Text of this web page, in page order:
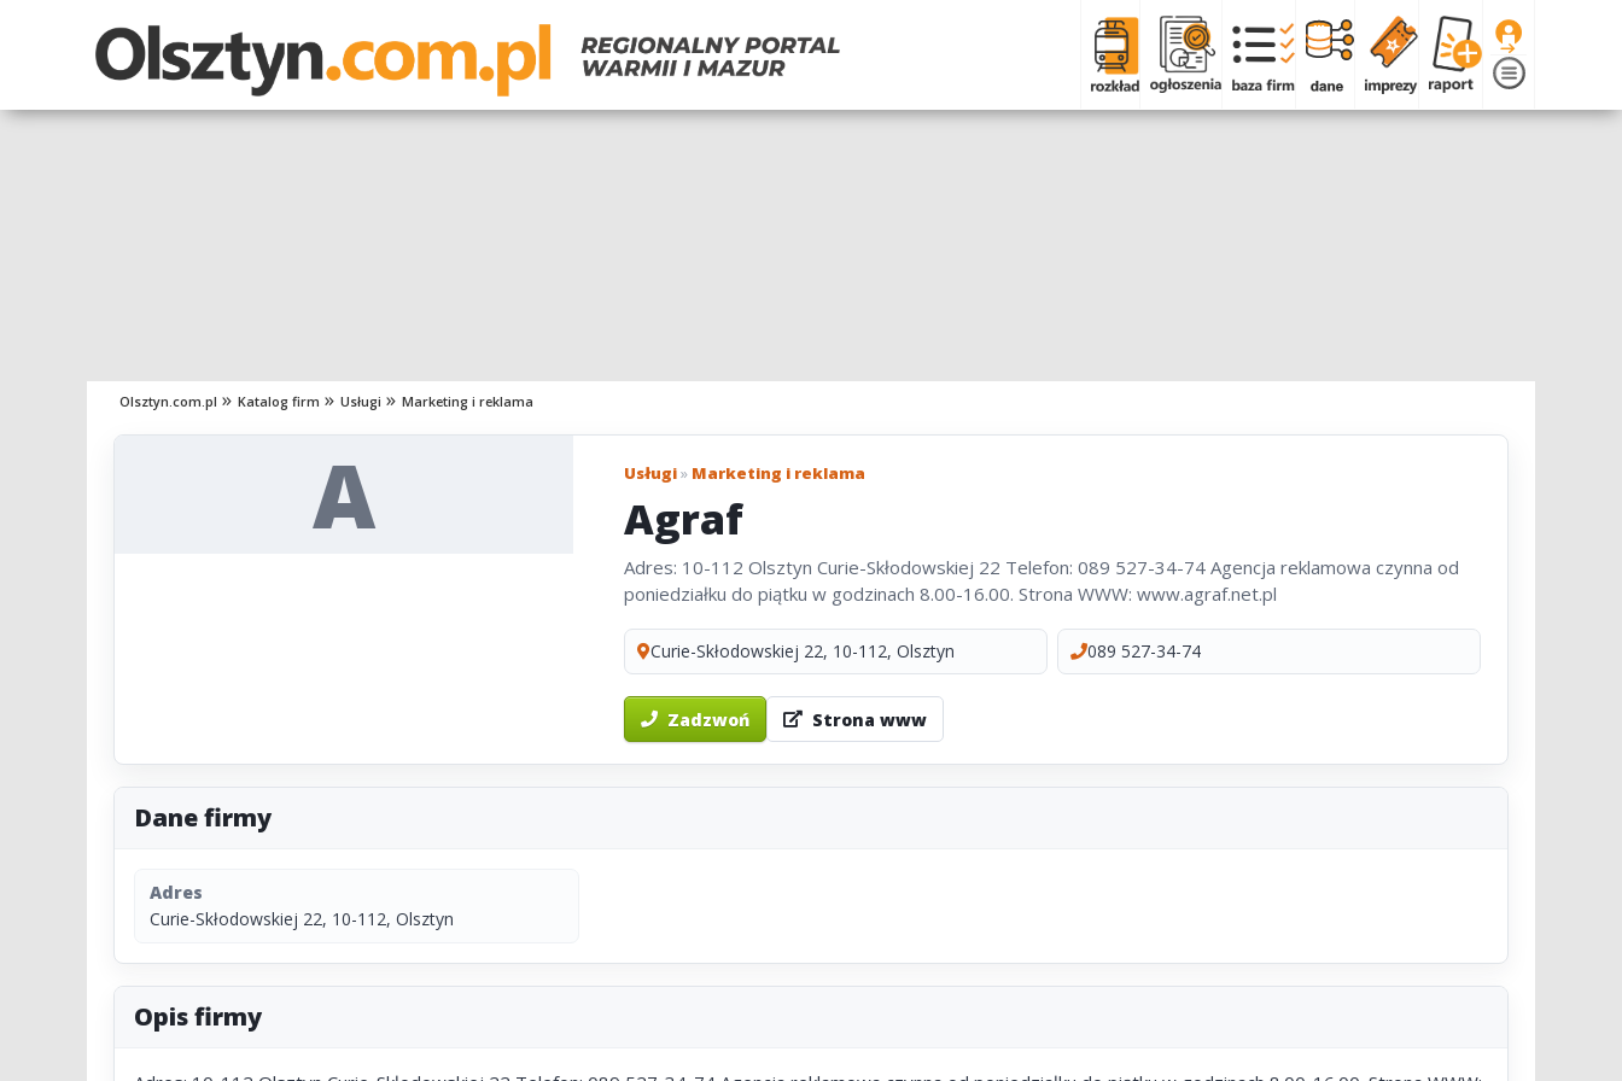
Olsztyn.com.pl Katalog firm Usługi Marketing i reklama
A Usługi» Marketing i reklama
Agraf
Adres: 10-112 Olsztyn Curie-Skłodowskiej 22 Telefon: 089 527-34-74 Agencja reklamowa czynna od
poniedziałku do piątku w godzinach 8.00-16.00. Strona WWW: www.agraf.net.pl
Curie-Skłodowskiej 22, 10-112, Olsztyn 089 527-34-74
Zadzwoń Strona www
Dane firmy
Adres
Curie-Skłodowskiej 22, 10-112, Olsztyn
Opis firmy